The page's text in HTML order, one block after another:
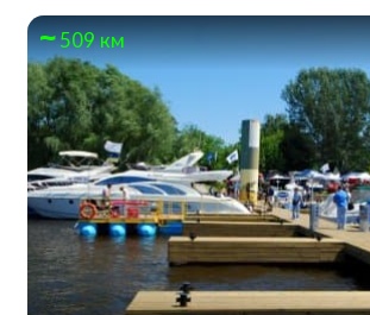
509 км